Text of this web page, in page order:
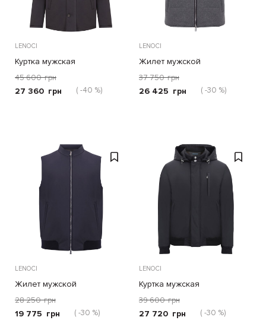
LENOCI
Куртка мужская
45 600 грн
27 360 грн ( -40 %)
LENOCI
Жилет мужской
37 750 грн
26 425 грн ( -30 %)
LENOCI
Жилет мужской
28 250 грн
19 775 грн ( -30 %)
LENOCI
Куртка мужская
39 600 грн
27 720 грн ( -30 %)